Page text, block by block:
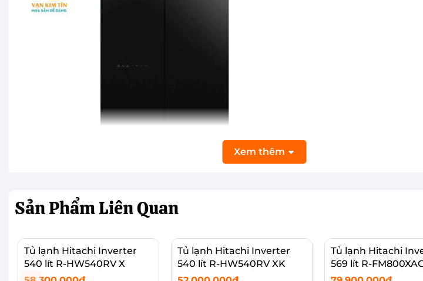
Xem thêm
Sản PhẩmLiên Quan
Tủ lạnh Hitachi Inverter
540 lít R-HW540RV X
Tủ lạnh Hitachi Inverter
540 lít R-HW540RV XK
Tủ lạnh Hitachi
569 lít R-
DIA